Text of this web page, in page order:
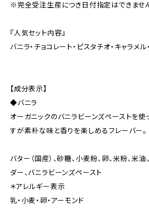
※完全受注生産につき日付指定はできません
『人気セット内容』
バニラ・チョコレート・ピスタチオ・キャラメル
【成分表示】
◆バニラ
オーガニックのバニラビーンズペーストを使
すが素朴な味と香りを楽しめるフレーバー。
バター（国産）、砂糖、小麦粉、卵、米粉、米油
ダー、バニラビーンズペースト
＊アレルギー表示
乳・小麦・卵・アーモンド